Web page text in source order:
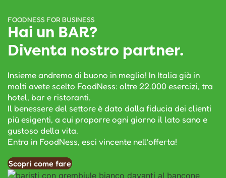
FOODNESS FOR BUSINESS
Hai un BAR?
Diventa nostro partner.
Insieme andremo di buono in meglio! In Italia già in
molti avete scelto FoodNess: oltre 22.000 esercizi, tra
hotel, bar e ristoranti.
Il benessere del settore è dato dalla fiducia dei clienti
più esigenti, a cui proporre ogni giorno il lato sano e
gustoso della vita.
Entra in FoodNess, esci vincente nell’offerta!
Scopri come fare